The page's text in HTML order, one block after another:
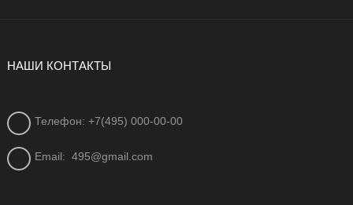
НАШИ КОНТАКТЫ
Телефон: +7(495) 000-00-00
Email: 495@gmail.com